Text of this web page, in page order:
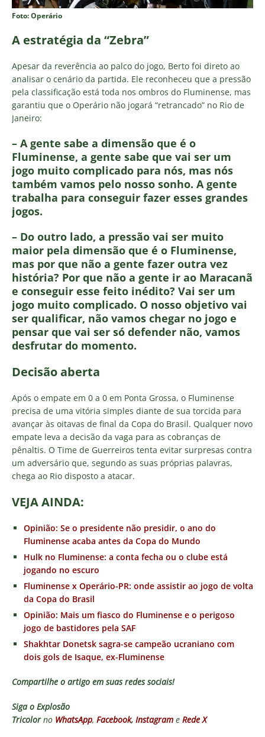
Foto: Operário
A estratégia da “Zebra”
Apesar da reverência ao palco do jogo, Berto foi direto ao
analisar o cenário da partida. Ele reconheceu que a pressão
pela classificação está toda nos ombros do Fluminense, mas
garantiu que o Operário não jogará “retrancado” no Rio de
Janeiro:
– A gente sabe a dimensão que é o
Fluminense, a gente sabe que vai ser um
jogo muito complicado para nós, mas nós
também vamos pelo nosso sonho. A gente
trabalha para conseguir fazer esses grandes
jogos.
– Do outro lado, a pressão vai ser muito
maior pela dimensão que é o Fluminense,
mas por que não a gente fazer outra vez
história? Por que não a gente ir ao Maracanã
e conseguir esse feito inédito? Vai ser um
jogo muito complicado. O nosso objetivo vai
ser qualificar, não vamos chegar no jogo e
pensar que vai ser só defender não, vamos
desfrutar do momento.
Decisão aberta
Após o empate em 0 a 0 em Ponta Grossa, o Fluminense
precisa de uma vitória simples diante de sua torcida para
avançar às oitavas de final da Copa do Brasil. Qualquer novo
empate leva a decisão da vaga para as cobranças de
pênaltis. O Time de Guerreiros tenta evitar surpresas contra
um adversário que, segundo as suas próprias palavras,
chega ao Rio disposto a atacar.
VEJA AINDA:
Opinião: Se o presidente não presidir, o ano do
Fluminense acaba antes da Copa do Mundo
Hulk no Fluminense: a conta fecha ou o clube está
jogando no escuro
Fluminense x Operário-PR: onde assistir ao jogo de volta
da Copa do Brasil
Opinião: Mais um fiasco do Fluminense e o perigoso
jogo de bastidores pela SAF
Shakhtar Donetsk sagra-se campeão ucraniano com
dois gols de Isaque, ex-Fluminense
Compartilhe o artigo em suas redes sociais!
Siga o Explosão
Tricolorno WhatsApp, Facebook, Instagram e Rede X